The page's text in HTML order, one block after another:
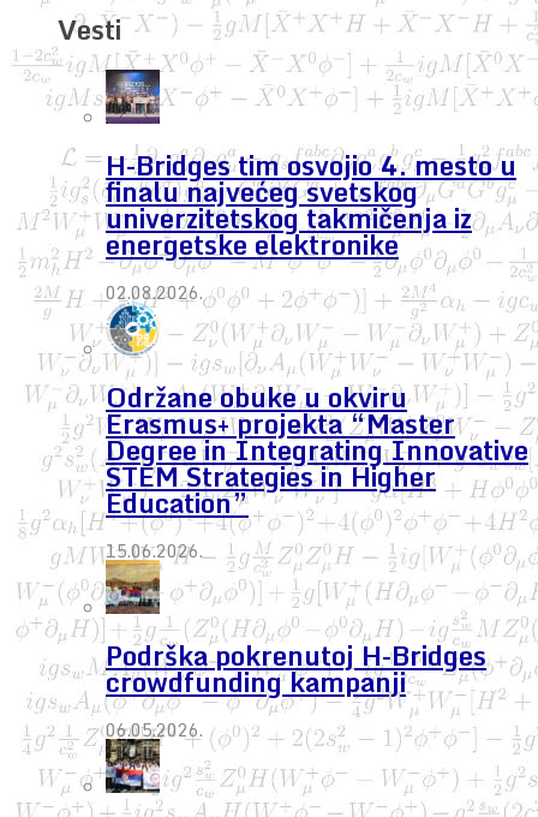
Vesti
H-Bridges tim osvojio 4. mesto u
finalu najvećeg svetskog
univerzitetskog takmičenja iz
energetske elektronike
02.08.2026.
Održane obuke u okviru
Erasmus+ projekta “Master
Degree in Integrating Innovative
STEM Strategies in Higher
Education”
15.06.2026.
Podrška pokrenutoj H-Bridges
crowdfunding kampanji
06.05.2026.